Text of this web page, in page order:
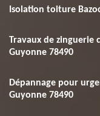
Isolation toiture
Travaux de zinguerie
Guyonne 78490
Dépannage pour
Guyonne 78490